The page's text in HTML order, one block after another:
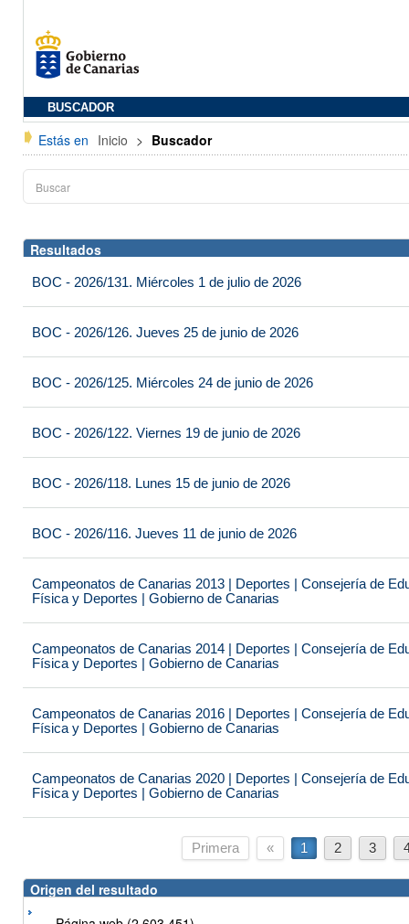
BUSCADOR
Estás en Inicio > Buscador
Resultados
BOC - 2026/131. Miércoles 1 de julio de 2026
BOC - 2026/126. Jueves 25 de junio de 2026
BOC - 2026/125. Miércoles 24 de junio de 2026
BOC - 2026/122. Viernes 19 de junio de 2026
BOC - 2026/118. Lunes 15 de junio de 2026
BOC - 2026/116. Jueves 11 de junio de 2026
Campeonatos de Canarias 2013 | Deportes | Consejería de
Física y Deportes | Gobierno de Canarias
Campeonatos de Canarias 2014 | Deportes | Consejería de
Física y Deportes | Gobierno de Canarias
Campeonatos de Canarias 2016 | Deportes | Consejería de
Física y Deportes | Gobierno de Canarias
Campeonatos de Canarias 2020 | Deportes | Consejería de
Física y Deportes | Gobierno de Canarias
Primera « 1 2 3
Origen del resultado